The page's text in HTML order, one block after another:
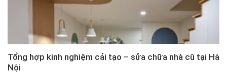
Tổng hợp kinh nghiệm cải tạo – sửa chữa nhà cũ tại Hà
Nội